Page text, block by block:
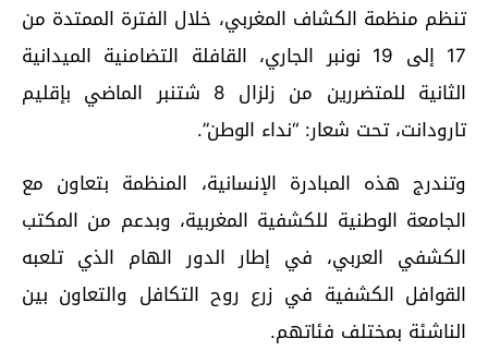
تنظم منظمة الكشاف المغربي، خلال الفترة الممتدة من
17 إلى 19 نونبر الجاري، القافلة التضامنية الميدانية
الثانية للمتضررين من زلزال 8 شتنبر الماضي بإقليم
تارودانت، تحت شعار: “نداء الوطن”.
وتندرج هذه المبادرة الإنسانية، المنظمة بتعاون مع
الجامعة الوطنية للكشفية المغربية، وبدعم من المكتب
الكشفي العربي، في إطار الدور الهام الذي تلعبه
القوافل الكشفية في زرع روح التكافل والتعاون بين
الناشئة بمختلف فئاتهم.